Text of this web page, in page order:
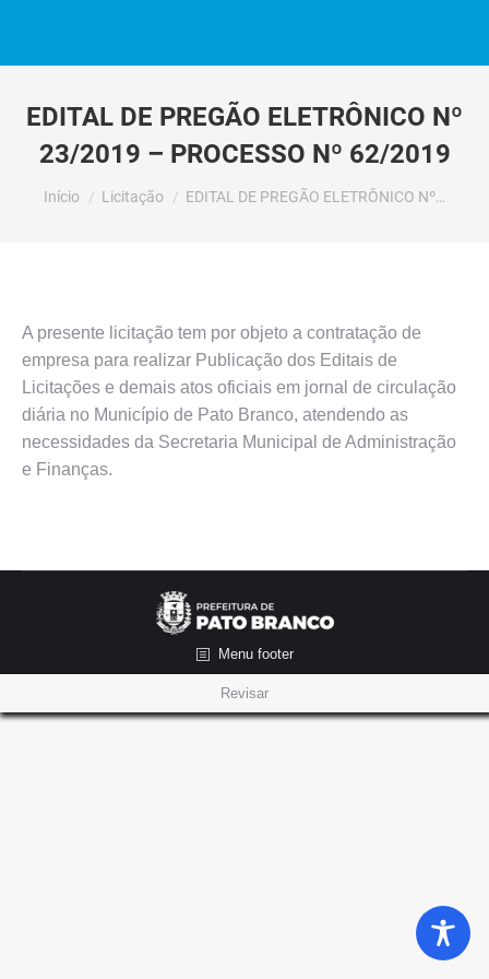
EDITAL DE PREGÃO ELETRÔNICO Nº
23/2019 – PROCESSO Nº 62/2019
Você está aqui:
Início Licitação EDITAL DE PREGÃO ELETRÔNICO Nº…
A presente licitação tem por objeto a contratação de
empresa para realizar Publicação dos Editais de
Licitações e demais atos oficiais em jornal de circulação
diária no Município de Pato Branco, atendendo as
necessidades da Secretaria Municipal de Administração
e Finanças.
Menu footer
Revisar